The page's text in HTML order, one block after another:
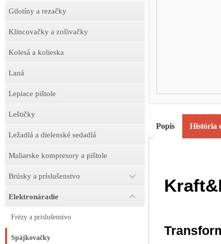
Gilotíny a rezačky
Klincovačky a zošivačky
Kolesá a kolieska
Laná
Lepiace pištole
Leštičky
Ležadlá a dielenské sedadlá
Maliarske kompresory a pištole
Brúsky a príslušenstvo
Elektronáradie
Frézy a príslušenstvo
Spájkovačky
Popis História